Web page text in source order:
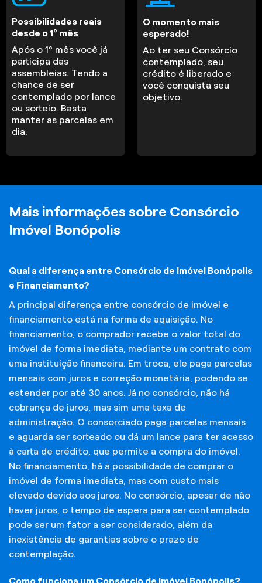
Possibilidades reais
desde o 1º mês
Após o 1º mês você já
participa das
assembleias. Tendo a
chance de ser
contemplado por lance
ou sorteio. Basta
manter as parcelas em
dia.
O momento mais
esperado!
Ao ter seu Consórcio
contemplado, seu
crédito é liberado e
você conquista seu
objetivo.
Mais informações sobre Consórcio
Imóvel Bonópolis
Qual a diferença entre Consórcio de Imóvel Bonópolis
e Financiamento?
A principal diferença entre consórcio de imóvel e
financiamento está na forma de aquisição. No
financiamento, o comprador recebe o valor total do
imóvel de forma imediata, mediante um contrato com
uma instituição financeira. Em troca, ele paga parcelas
mensais com juros e correção monetária, podendo se
estender por até 30 anos. Já no consórcio, não há
cobrança de juros, mas sim uma taxa de
administração. O consorciado paga parcelas mensais
e aguarda ser sorteado ou dá um lance para ter acesso
à carta de crédito, que permite a compra do imóvel.
No financiamento, há a possibilidade de comprar o
imóvel de forma imediata, mas com custo mais
elevado devido aos juros. No consórcio, apesar de não
haver juros, o tempo de espera para ser contemplado
pode ser um fator a ser considerado, além da
inexistência de garantias sobre o prazo de
contemplação.